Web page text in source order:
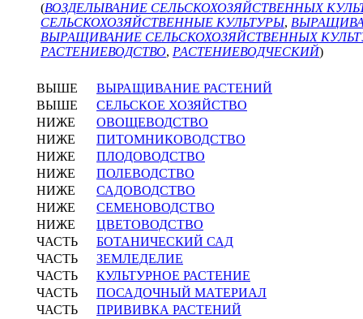
(ВОЗДЕЛЫВАНИЕ СЕЛЬСКОХОЗЯЙСТВЕННЫХ
СЕЛЬСКОХОЗЯЙСТВЕННЫЕ КУЛЬТУРЫ,
ВЫРАЩИВАНИЕ СЕЛЬСКОХОЗЯЙСТВЕННЫХ
РАСТЕНИЕВОДСТВО, РАСТЕНИЕВОДЧЕСКИЙ)
ВЫШЕ
ВЫРАЩИВАНИЕ РАСТЕНИЙ
ВЫШЕ
СЕЛЬСКОЕ ХОЗЯЙСТВО
НИЖЕ
ОВОЩЕВОДСТВО
НИЖЕ
ПИТОМНИКОВОДСТВО
НИЖЕ
ПЛОДОВОДСТВО
НИЖЕ
ПОЛЕВОДСТВО
НИЖЕ
САДОВОДСТВО
НИЖЕ
СЕМЕНОВОДСТВО
НИЖЕ
ЦВЕТОВОДСТВО
ЧАСТЬ
БОТАНИЧЕСКИЙ САД
ЧАСТЬ
ЗЕМЛЕДЕЛИЕ
ЧАСТЬ
КУЛЬТУРНОЕ РАСТЕНИЕ
ЧАСТЬ
ПОСАДОЧНЫЙ МАТЕРИАЛ
ЧАСТЬ
ПРИВИВКА РАСТЕНИЙ